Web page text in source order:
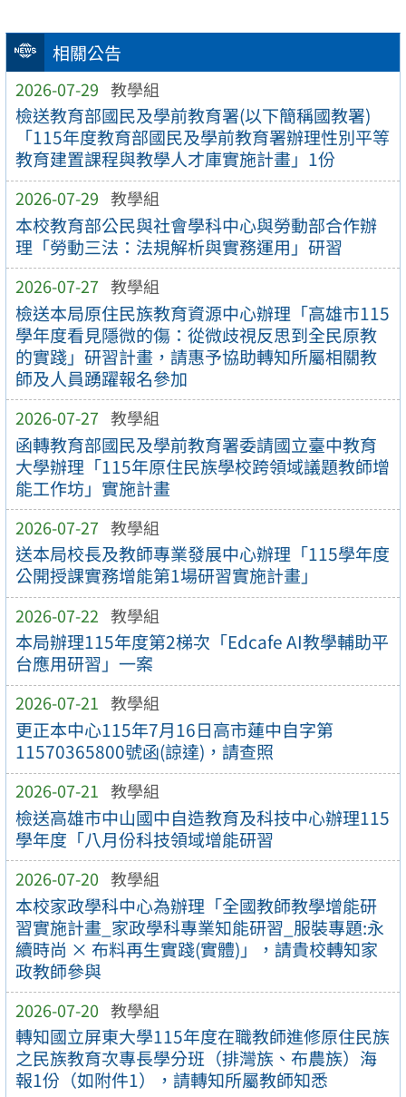
相關公告
2026-07-29 教學組
檢送教育部國民及學前教育署(以下簡稱國教署)
「115年度教育部國民及學前教育署辦理性別平等
教育建置課程與教學人才庫實施計畫」1份
2026-07-29 教學組
本校教育部公民與社會學科中心與勞動部合作辦
理「勞動三法：法規解析與實務運用」研習
2026-07-27 教學組
檢送本局原住民族教育資源中心辦理「高雄市115
學年度看見隱微的傷：從微歧視反思到全民原教
的實踐」研習計畫，請惠予協助轉知所屬相關教
師及人員踴躍報名參加
2026-07-27 教學組
函轉教育部國民及學前教育署委請國立臺中教育
大學辦理「115年原住民族學校跨領域議題教師增
能工作坊」實施計畫
2026-07-27 教學組
送本局校長及教師專業發展中心辦理「115學年度
公開授課實務增能第1場研習實施計畫」
2026-07-22 教學組
本局辦理115年度第2梯次「Edcafe AI教學輔助平
台應用研習」一案
2026-07-21 教學組
更正本中心115年7月16日高市蓮中自字第
11570365800號函(諒達)，請查照
2026-07-21 教學組
檢送高雄市中山國中自造教育及科技中心辦理115
學年度「八月份科技領域增能研習
2026-07-20 教學組
本校家政學科中心為辦理「全國教師教學增能研
習實施計畫_家政學科專業知能研習_服裝專題:永
續時尚 × 布料再生實踐(實體)」，請貴校轉知家
政教師參與
2026-07-20 教學組
轉知國立屏東大學115年度在職教師進修原住民族
之民族教育次專長學分班（排灣族、布農族）海
報1份（如附件1），請轉知所屬教師知悉